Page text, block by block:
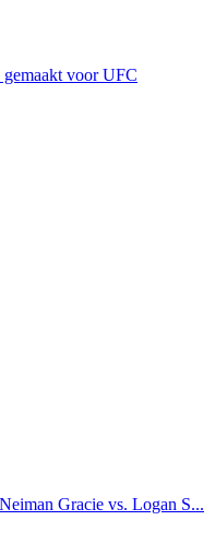
voor UFC
Gracie vs. Logan S...